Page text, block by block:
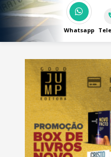
aço de
Whatsapp